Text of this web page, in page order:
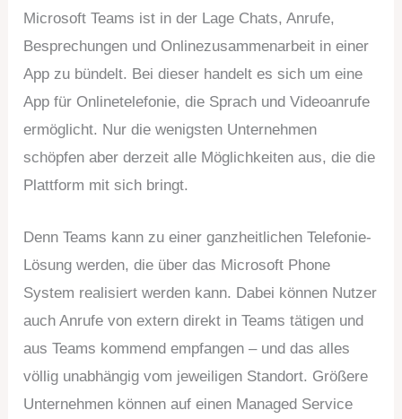
Microsoft Teams ist in der Lage Chats, Anrufe,
Besprechungen und Onlinezusammenarbeit in einer
App zu bündelt. Bei dieser handelt es sich um eine
App für Onlinetelefonie, die Sprach und Videoanrufe
ermöglicht. Nur die wenigsten Unternehmen
schöpfen aber derzeit alle Möglichkeiten aus, die die
Plattform mit sich bringt.
Denn Teams kann zu einer ganzheitlichen Telefonie-
Lösung werden, die über das Microsoft Phone
System realisiert werden kann. Dabei können Nutzer
auch Anrufe von extern direkt in Teams tätigen und
aus Teams kommend empfangen – und das alles
völlig unabhängig vom jeweiligen Standort. Größere
Unternehmen können auf einen Managed Service